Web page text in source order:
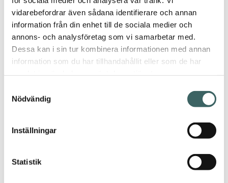
vidarebefordrar även sådana identifierare och annan
information från din enhet till de sociala medier och
annons- och analysföretag som vi samarbetar med.
Dessa kan i sin tur kombinera informationen med annan
information som du har tillhandahållit eller som de har
Nödvändig
Inställningar
Statistik
Capilla de
las
Capuchinas